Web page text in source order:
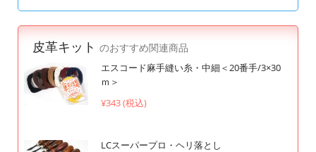
皮革キット のおすすめ関連商品
エスコード麻手縫い糸・中細＜20番手/3×30
ｍ＞
¥343 (税込)
LCスーパープロ・ヘリ落とし